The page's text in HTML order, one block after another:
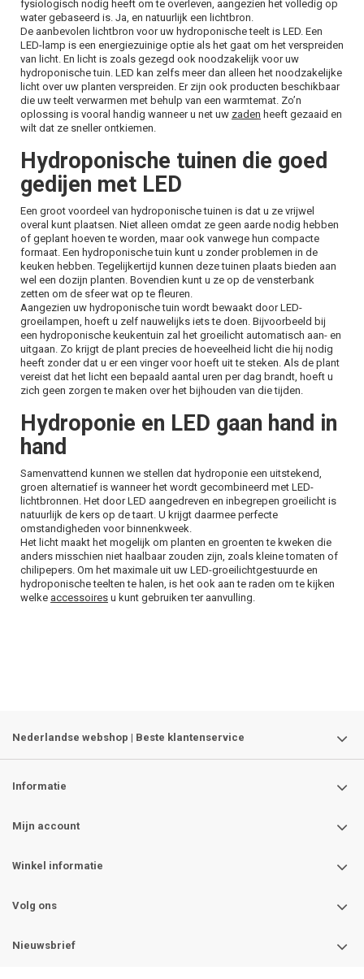
fysiologisch nodig heeft om te overleven, aangezien het volledig op
water gebaseerd is. Ja, en natuurlijk een lichtbron.
De aanbevolen lichtbron voor uw hydroponische teelt is LED. Een
LED-lamp is een energiezuinige optie als het gaat om het verspreiden
van licht. En licht is zoals gezegd ook noodzakelijk voor uw
hydroponische tuin. LED kan zelfs meer dan alleen het noodzakelijke
licht over uw planten verspreiden. Er zijn ook producten beschikbaar
die uw teelt verwarmen met behulp van een warmtemat. Zo’n
oplossing is vooral handig wanneer u net uw zaden heeft gezaaid en
wilt dat ze sneller ontkiemen.
Hydroponische tuinen die goed
gedijen met LED
Een groot voordeel van hydroponische tuinen is dat u ze vrijwel
overal kunt plaatsen. Niet alleen omdat ze geen aarde nodig hebben
of geplant hoeven te worden, maar ook vanwege hun compacte
formaat. Een hydroponische tuin kunt u zonder problemen in de
keuken hebben. Tegelijkertijd kunnen deze tuinen plaats bieden aan
wel een dozijn planten. Bovendien kunt u ze op de vensterbank
zetten om de sfeer wat op te fleuren.
Aangezien uw hydroponische tuin wordt bewaakt door LED-
groeilampen, hoeft u zelf nauwelijks iets te doen. Bijvoorbeeld bij
een hydroponische keukentuin zal het groeilicht automatisch aan- en
uitgaan. Zo krijgt de plant precies de hoeveelheid licht die hij nodig
heeft zonder dat u er een vinger voor hoeft uit te steken. Als de plant
vereist dat het licht een bepaald aantal uren per dag brandt, hoeft u
zich geen zorgen te maken over het bijhouden van die tijden.
Hydroponie en LED gaan hand in
hand
Samenvattend kunnen we stellen dat hydroponie een uitstekend,
groen alternatief is wanneer het wordt gecombineerd met LED-
lichtbronnen. Het door LED aangedreven en inbegrepen groeilicht is
natuurlijk de kers op de taart. U krijgt daarmee perfecte
omstandigheden voor binnenkweek.
Het licht maakt het mogelijk om planten en groenten te kweken die
anders misschien niet haalbaar zouden zijn, zoals kleine tomaten of
chilipepers. Om het maximale uit uw LED-groeilichtgestuurde en
hydroponische teelten te halen, is het ook aan te raden om te kijken
welke accessoires u kunt gebruiken ter aanvulling.
Nederlandse webshop | Beste klantenservice
Informatie
Mijn account
Winkel informatie
Volg ons
Nieuwsbrief